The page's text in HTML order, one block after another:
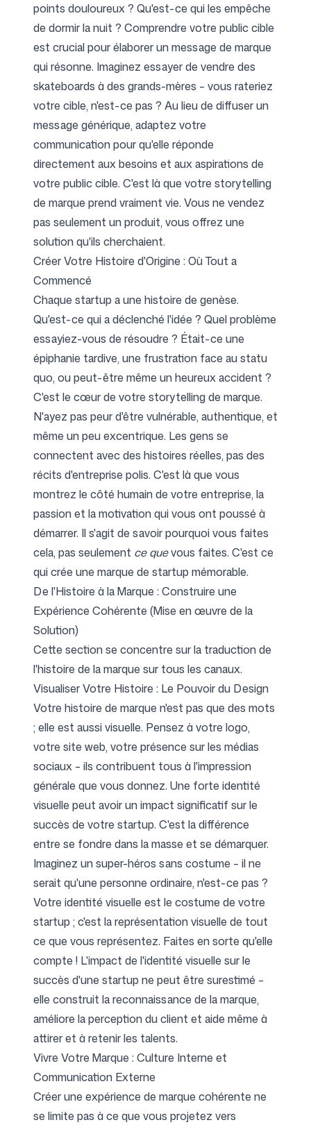
points douloureux ? Qu'est-ce qui les empêche
de dormir la nuit ? Comprendre votre public cible
est crucial pour élaborer un message de marque
qui résonne. Imaginez essayer de vendre des
skateboards à des grands-mères – vous rateriez
votre cible, n'est-ce pas ? Au lieu de diffuser un
message générique, adaptez votre
communication pour qu'elle réponde
directement aux besoins et aux aspirations de
votre public cible. C'est là que votre storytelling
de marque prend vraiment vie. Vous ne vendez
pas seulement un produit, vous offrez une
solution qu'ils cherchaient.
Créer Votre Histoire d'Origine : Où Tout a
Commencé
Chaque startup a une histoire de genèse.
Qu'est-ce qui a déclenché l'idée ? Quel problème
essayiez-vous de résoudre ? Était-ce une
épiphanie tardive, une frustration face au statu
quo, ou peut-être même un heureux accident ?
C'est le cœur de votre storytelling de marque.
N'ayez pas peur d'être vulnérable, authentique, et
même un peu excentrique. Les gens se
connectent avec des histoires réelles, pas des
récits d'entreprise polis. C'est là que vous
montrez le côté humain de votre entreprise, la
passion et la motivation qui vous ont poussé à
démarrer. Il s'agit de savoir pourquoi vous faites
cela, pas seulement ce quevous faites. C'est ce
qui crée une marque de startup mémorable.
De l'Histoire à la Marque : Construire une
Expérience Cohérente (Mise en œuvre de la
Solution)
Cette section se concentre sur la traduction de
l'histoire de la marque sur tous les canaux.
Visualiser Votre Histoire : Le Pouvoir du Design
Votre histoire de marque n'est pas que des mots
; elle est aussi visuelle. Pensez à votre logo,
votre site web, votre présence sur les médias
sociaux – ils contribuent tous à l'impression
générale que vous donnez. Une forte identité
visuelle peut avoir un impact significatif sur le
succès de votre startup. C'est la différence
entre se fondre dans la masse et se démarquer.
Imaginez un super-héros sans costume – il ne
serait qu'une personne ordinaire, n'est-ce pas ?
Votre identité visuelle est le costume de votre
startup ; c'est la représentation visuelle de tout
ce que vous représentez. Faites en sorte qu'elle
compte ! L'impact de l'identité visuelle sur le
succès d'une startup ne peut être surestimé –
elle construit la reconnaissance de la marque,
améliore la perception du client et aide même à
attirer et à retenir les talents.
Vivre Votre Marque : Culture Interne et
Communication Externe
Créer une expérience de marque cohérente ne
se limite pas à ce que vous projetez vers